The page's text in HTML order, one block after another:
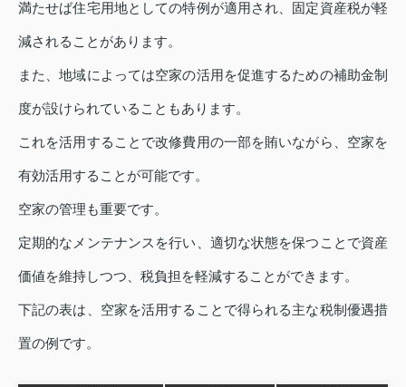
満たせば住宅用地としての特例が適用され、固定資産税が軽
減されることがあります。
また、地域によっては空家の活用を促進するための補助金制
度が設けられていることもあります。
これを活用することで改修費用の一部を賄いながら、空家を
有効活用することが可能です。
空家の管理も重要です。
定期的なメンテナンスを行い、適切な状態を保つことで資産
価値を維持しつつ、税負担を軽減することができます。
下記の表は、空家を活用することで得られる主な税制優遇措
置の例です。